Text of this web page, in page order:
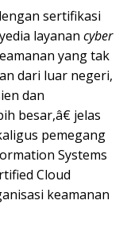
sertifikasi
layanan cyber
yang tak
dari luar negeri,
dan
besar,â€ jelas
pemegang
Systems
Cloud
keamanan